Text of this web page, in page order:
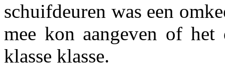
schuifdeuren was een
mee kon aangeven of het
klasse klasse.